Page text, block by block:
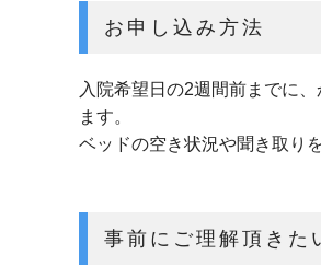
お申し込み方法
入院希望日の2週間前までに
ます。
ベッドの空き状況や聞き取り
事前にご理解頂きた